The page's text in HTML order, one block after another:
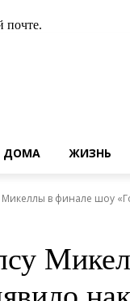
почте.
ДОМА ЖИЗНЬ
в финале шоу